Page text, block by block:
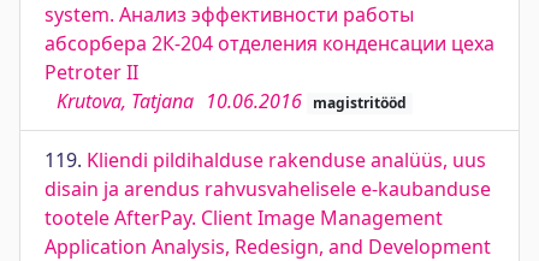
system. Анализ эффективности работы
абсорбера 2К-204 отделения конденсации цеха
Petroter II
Krutova, Tatjana 10.06.2016 magistritööd
119. Kliendi pildihalduse rakenduse analüüs, uus
disain ja arendus rahvusvahelisele e-kaubanduse
tootele AfterPay. Client Image Management
Application Analysis, Redesign, and Development